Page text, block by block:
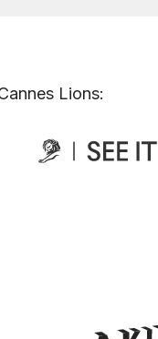
Lions: